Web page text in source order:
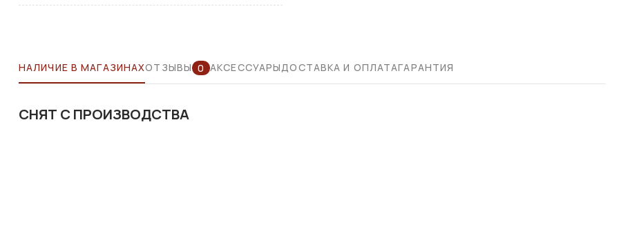
НАЛИЧИЕ В МАГАЗИНАХОТЗЫВЫ 0 АКСЕССУАРЫДОСТАВКА И ОПЛАТАГАРАНТИЯ
СНЯТ С ПРОИЗВОДСТВА